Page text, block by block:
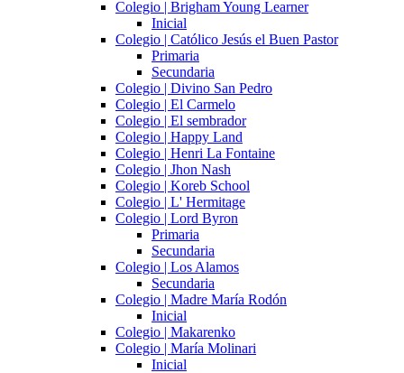
Colegio | Brigham Young Learner
Inicial
Colegio | Católico Jesús el Buen Pastor
Primaria
Secundaria
Colegio | Divino San Pedro
Colegio | El Carmelo
Colegio | El sembrador
Colegio | Happy Land
Colegio | Henri La Fontaine
Colegio | Jhon Nash
Colegio | Koreb School
Colegio | L' Hermitage
Colegio | Lord Byron
Primaria
Secundaria
Colegio | Los Alamos
Secundaria
Colegio | Madre María Rodón
Inicial
Colegio | Makarenko
Colegio | María Molinari
Inicial